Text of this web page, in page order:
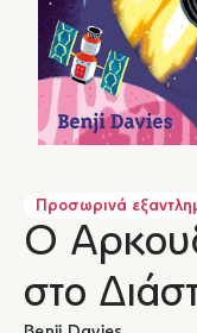
Προσωρινά
Ο
στο